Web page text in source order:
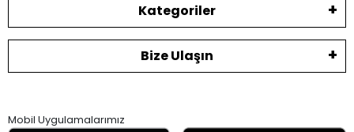
Kategoriler
Bize Ulaşın
Mobil Uygulamalarımız